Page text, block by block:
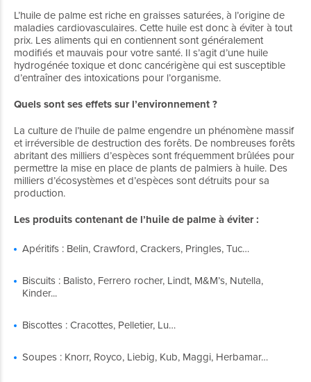
L’huile de palme est riche en graisses saturées, à l’origine de
maladies cardiovasculaires. Cette huile est donc à éviter à tout
prix. Les aliments qui en contiennent sont généralement
modifiés et mauvais pour votre santé. Il s’agit d’une huile
hydrogénée toxique et donc cancérigène qui est susceptible
d’entraîner des intoxications pour l’organisme.
Quels sont ses effets sur l’environnement ?
La culture de l’huile de palme engendre un phénomène massif
et irréversible de destruction des forêts. De nombreuses forêts
abritant des milliers d’espèces sont fréquemment brûlées pour
permettre la mise en place de plants de palmiers à huile. Des
milliers d’écosystèmes et d’espèces sont détruits pour sa
production.
Les produits contenant de l’huile de palme à éviter :
Apéritifs : Belin, Crawford, Crackers, Pringles, Tuc…
Biscuits : Balisto, Ferrero rocher, Lindt, M&M’s, Nutella,
Kinder...
Biscottes : Cracottes, Pelletier, Lu…
Soupes : Knorr, Royco, Liebig, Kub, Maggi, Herbamar…